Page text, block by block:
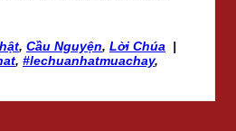
, Cầu Nguyện, Lời Chúa |
, #lechuanhatmuachay,